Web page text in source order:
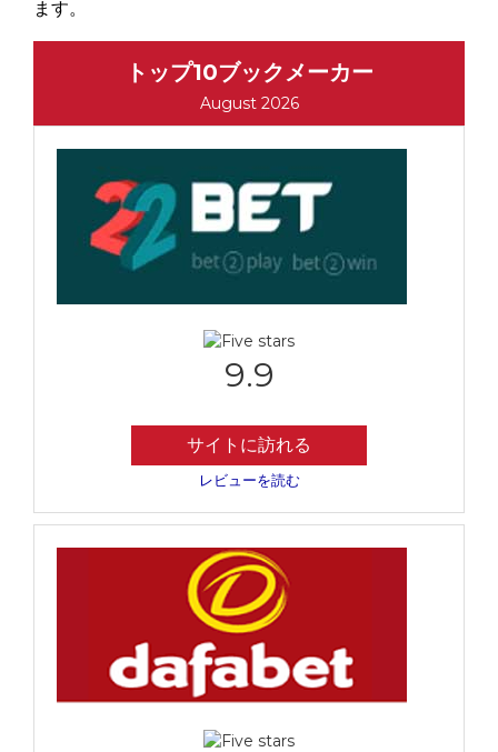
ます。
トップ10ブックメーカー
August 2026
9.9
サイトに訪れる
レビューを読む